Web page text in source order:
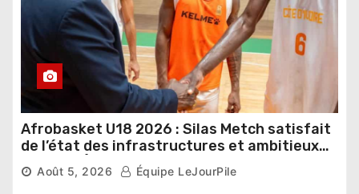
Afrobasket U18 2026 : Silas Metch satisfait
de l’état des infrastructures et ambitieux
pour les Éléphants
Août 5, 2026 Équipe LeJourPile